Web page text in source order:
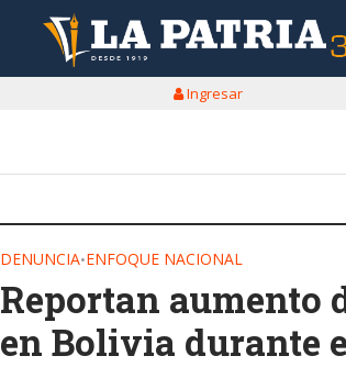
Ingresar
DENUNCIA•ENFOQUE NACIONAL
Reportan aumento
en Bolivia durante